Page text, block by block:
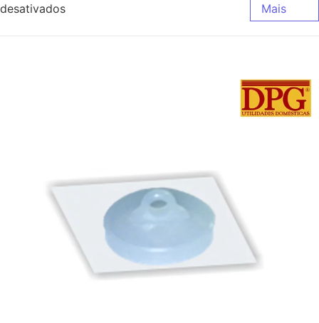
desativados
Mais